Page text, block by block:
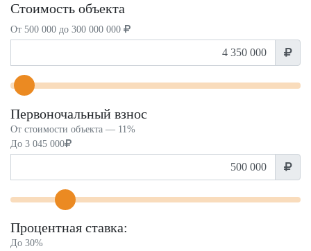
Стоимость объекта
От 500 000 до 300 000 000
Первоночальный взнос
От стоимости объекта — 11%
До 3 045 000
Процентная ставка:
До 30%